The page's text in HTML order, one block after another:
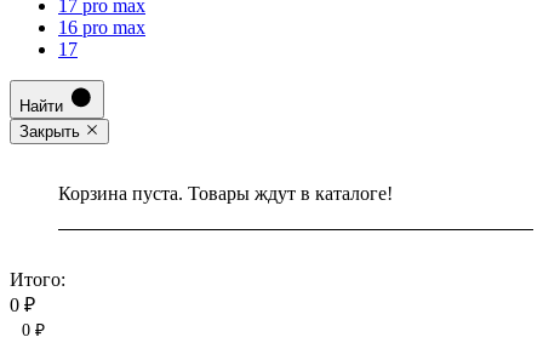
17 pro max
16 pro max
17
Найти
Закрыть
Корзина пуста. Товары ждут в каталоге!
Итого:
0 ₽
0 ₽